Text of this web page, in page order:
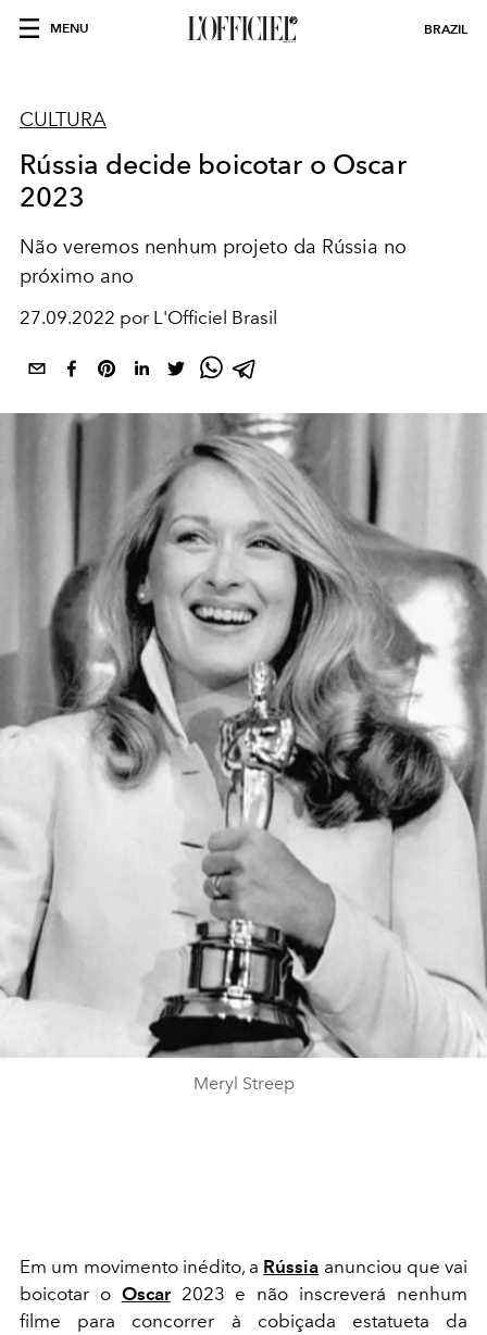
MENU BRAZIL
CULTURA
Rússia decide boicotar o Oscar
2023
Não veremos nenhum projeto da Rússia no
próximo ano
27.09.2022 por L'Officiel Brasil
Meryl Streep
Em um movimento inédito, a Rússia anunciou que vai
boicotar o Oscar2023 e não inscreverá nenhum
filme para concorrer à cobiçada estatueta da